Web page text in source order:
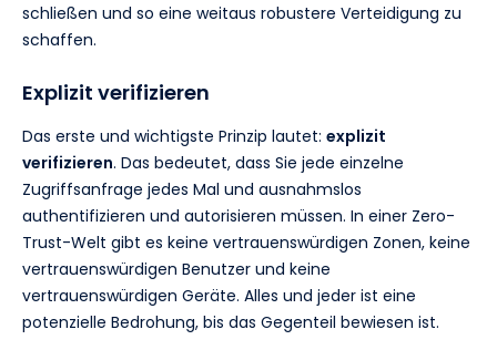
schließen und so eine weitaus robustere Verteidigung zu
schaffen.
Explizit verifizieren
Das erste und wichtigste Prinzip lautet: explizit
verifizieren. Das bedeutet, dass Sie jede einzelne
Zugriffsanfrage jedes Mal und ausnahmslos
authentifizieren und autorisieren müssen. In einer Zero-
Trust-Welt gibt es keine vertrauenswürdigen Zonen, keine
vertrauenswürdigen Benutzer und keine
vertrauenswürdigen Geräte. Alles und jeder ist eine
potenzielle Bedrohung, bis das Gegenteil bewiesen ist.